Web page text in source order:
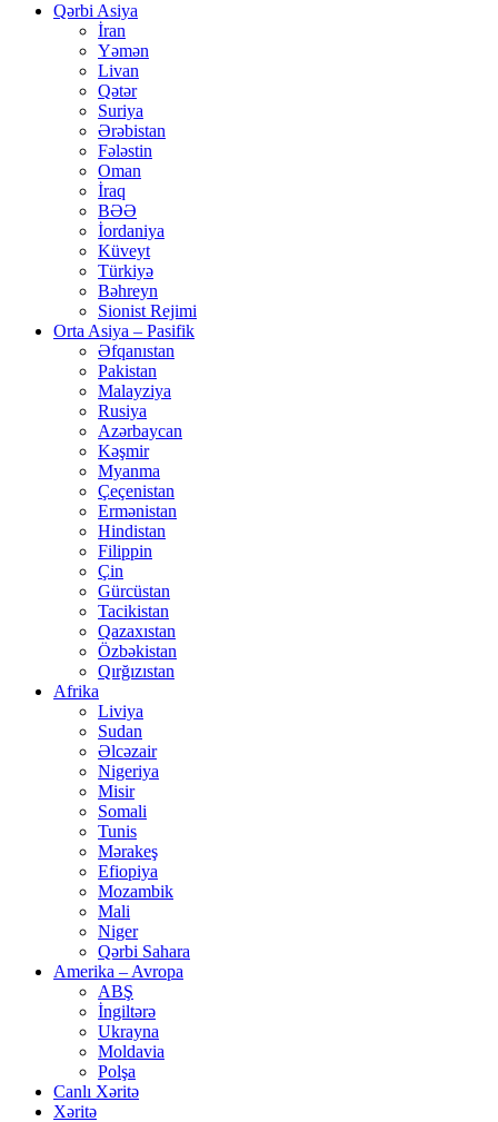
Qərbi Asiya
İran
Yəmən
Livan
Qətər
Suriya
Ərəbistan
Fələstin
Oman
İraq
BƏƏ
İordaniya
Küveyt
Türkiyə
Bəhreyn
Sionist Rejimi
Orta Asiya – Pasifik
Əfqanıstan
Pakistan
Malayziya
Rusiya
Azərbaycan
Kəşmir
Myanma
Çeçenistan
Ermənistan
Hindistan
Filippin
Çin
Gürcüstan
Tacikistan
Qazaxıstan
Özbəkistan
Qırğızıstan
Afrika
Liviya
Sudan
Əlcəzair
Nigeriya
Misir
Somali
Tunis
Mərakeş
Efiopiya
Mozambik
Mali
Niger
Qərbi Sahara
Amerika – Avropa
ABŞ
İngiltərə
Ukrayna
Moldavia
Polşa
Canlı Xəritə
Xəritə